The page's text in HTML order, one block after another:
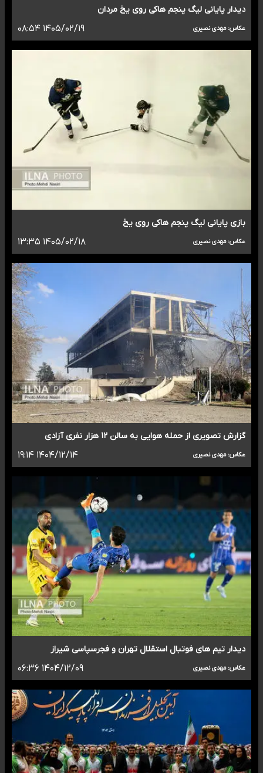
دیدار پایانی لیگ پنجم هاکی روی یخ مردان
عکاس: مهدی نصیری ۱۴۰۵/۰۲/۱۹ ۰۸:۵۴
بازی پایانی لیگ پنجم هاکی روی یخ
عکاس: مهدی نصیری ۱۴۰۵/۰۲/۱۸ ۱۳:۳۵
گزارش تصویری از حمله هوایی به سالن ۱۲ هزار نفری آزادی
عکاس: مهدی نصیری ۱۴۰۴/۱۲/۱۴ ۱۹:۱۴
دیدار تیم های فوتبال استقلال تهران و فجرسپاسی شیراز
عکاس: مهدی نصیری ۱۴۰۴/۱۲/۰۹ ۰۶:۳۶